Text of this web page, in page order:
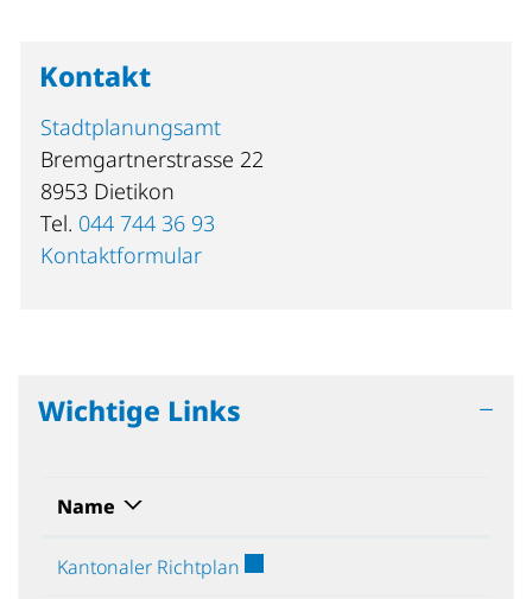
Kontakt
Stadtplanungsamt
Bremgartnerstrasse 22
8953 Dietikon
Tel. 044 744 36 93
Kontaktformular
Wichtige Links
Name
Kantonaler Richtplan